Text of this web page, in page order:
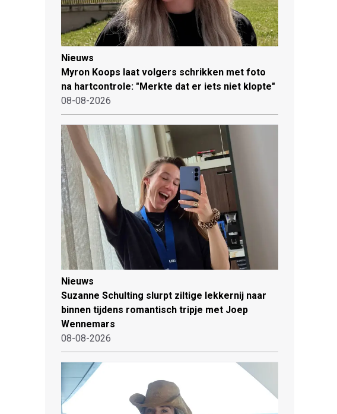
Nieuws
Myron Koops laat volgers schrikken met foto
na hartcontrole: "Merkte dat er iets niet klopte"
08-08-2026
Nieuws
Suzanne Schulting slurpt ziltige lekkernij naar
binnen tijdens romantisch tripje met Joep
Wennemars
08-08-2026